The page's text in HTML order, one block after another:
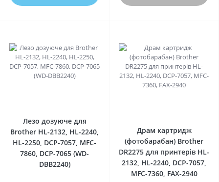
Лезо дозуюче для
Brother HL-2132, HL-2240,
HL-2250, DCP-7057, MFC-
7860, DCP-7065 (WD-
DBB2240)
Драм картридж
(фотобарабан) Brother
DR2275 для принтерів HL-
2132, HL-2240, DCP-7057,
MFC-7360, FAX-2940